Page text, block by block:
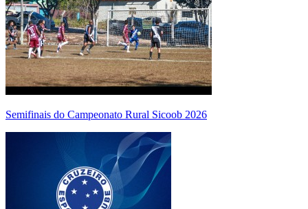
Semifinais do Campeonato Rural Sicoob 2026